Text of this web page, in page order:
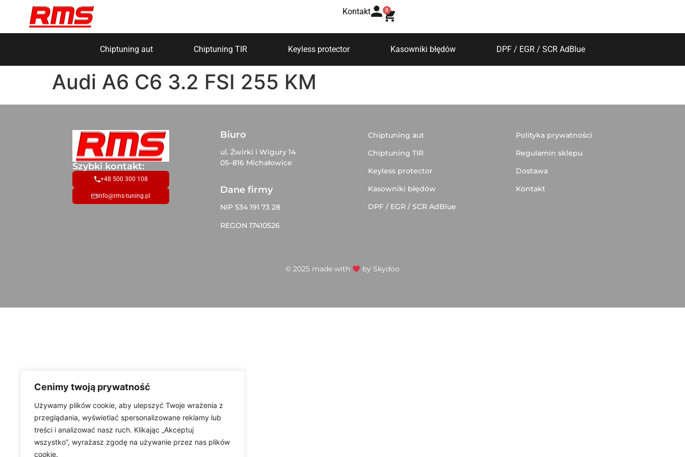
Cenimy twoją prywatność
Używamy plików cookie, aby ulepszyć Twoje wrażenia z
przeglądania, wyświetlać spersonalizowane reklamy lub
treści i analizować nasz ruch. Klikając „Akceptuj
wszystko”, wyrażasz zgodę na używanie przez nas plików
cookie.
Kontakt 0
Chiptuning aut Chiptuning TIR Keyless protector Kasowniki błędów DPF / EGR / SCR AdBlue
Audi A6 C6 3.2 FSI 255 KM
Szybki kontakt:
+48 500 300 108
info@rms-tuning.pl
Biuro
ul. Żwirki i Wigury 14
05–816 Michałowice
Dane firmy
NIP 534 191 73 28
REGON 17410526
Chiptuning aut
Chiptuning TIR
Keyless protector
Kasowniki błędów
DPF / EGR / SCR AdBlue
Polityka prywatności
Regulamin sklepu
Dostawa
Kontakt
© 2025 made with by Skydoo